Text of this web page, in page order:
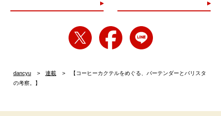
dancyu 連載
【コーヒーカクテルをめぐる、バーテンダーとバリスタ
の考察。】